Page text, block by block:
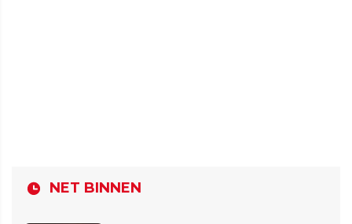
NET BINNEN